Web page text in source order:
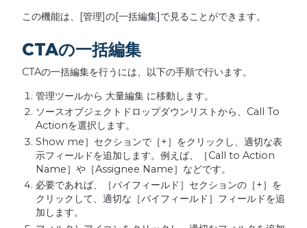
この機能は、[管理]の[一括編集]で見ることができます。
CTAの一括編集
CTAの一括編集を行うには、以下の手順で行います。
管理ツールから 大量編集 に移動します。
ソースオブジェクトドロップダウンリストから、Call To
Actionを選択します。
Show me］セクションで［+］をクリックし、適切な表
示フィールドを追加します。例えば、［Call to Action
Name］や［Assignee Name］などです。
必要であれば、［バイフィールド］セクションの［+］を
クリックして、適切な［バイフィールド］フィールドを追
加します。